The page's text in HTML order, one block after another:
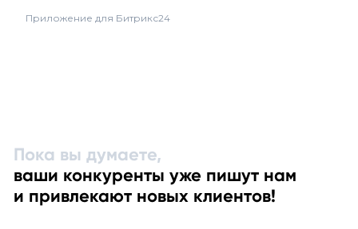
Приложение для Битрикс24
Пока вы думаете,
ваши конкуренты уже пишут нам
и привлекают новых клиентов!